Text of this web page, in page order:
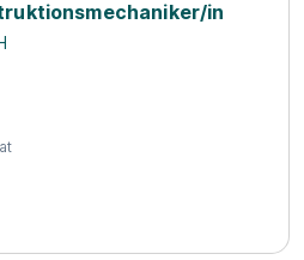
in